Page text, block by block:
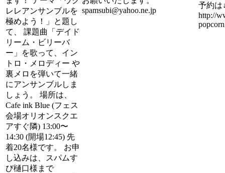
レレアンサンブルを
極めよう！」と題し
て、 課題曲「デイド
リーム・ビリーバ
ー」を歌って、イン
トロ・メロディー や
裏メロを弾いて一緒
にアンサンブルしま
しょう。 場所は、
Cafe ink Blue (フェス
会場オリオンスクエ
アすぐ隣) 13:00〜
14:30 (開場12:45) 先
着20名様です。 お申
し込みは、スパムす
び樋口様まで
spamsubi@yahoo.ne.jp
予約は
http://